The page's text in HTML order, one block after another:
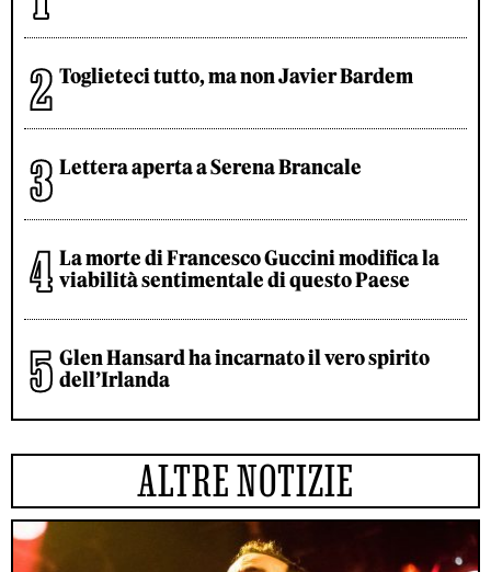
Toglieteci tutto, ma non Javier Bardem
Lettera aperta a Serena Brancale
La morte di Francesco Guccini modifica la
viabilità sentimentale di questo Paese
Glen Hansard ha incarnato il vero spirito
dell’Irlanda
ALTRE NOTIZIE